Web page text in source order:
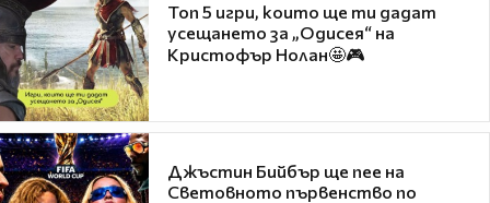
Топ 5 игри, които ще ти дадат
усещането за „Одисея“ на
Кристофър Нолан🤩🎮
Джъстин Бийбър ще пее на
Световното първенство по